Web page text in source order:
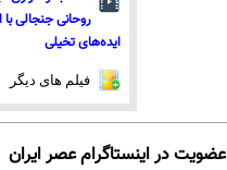
روحانی جنجالی با
ایده‌های تخیلی
فیلم های دیگر
عضویت در اینستاگرام عصر ایران